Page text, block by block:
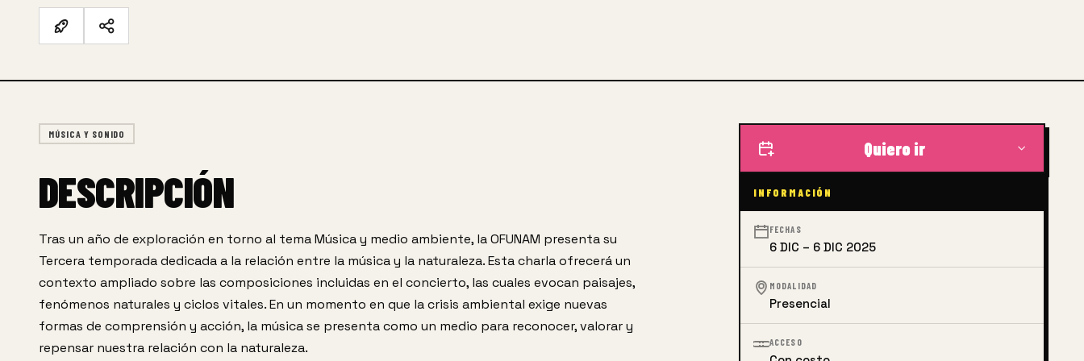
MÚSICA Y SONIDO
DESCRIPCIÓN
Tras un año de exploración en torno al tema Música y medio ambiente, la OFUNAM presenta su
Tercera temporada dedicada a la relación entre la música y la naturaleza. Esta charla ofrecerá un
contexto ampliado sobre las composiciones incluidas en el concierto, las cuales evocan paisajes,
fenómenos naturales y ciclos vitales. En un momento en que la crisis ambiental exige nuevas
formas de comprensión y acción, la música se presenta como un medio para reconocer, valorar y
repensar nuestra relación con la naturaleza.
Quiero ir
INFORMACIÓN
FECHAS
6 DIC – 6 DIC 2025
MODALIDAD
Presencial
ACCESO